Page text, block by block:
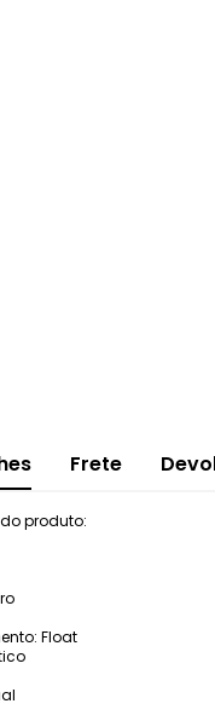
Frete
produto:
Float